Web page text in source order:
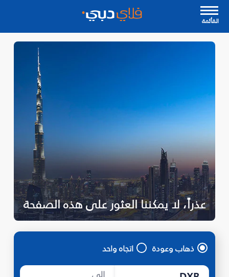
القأئمة
عذراً، لا يمكننا العثور على هذه الصفحة
ذهاب وعودة اتجاه واحد